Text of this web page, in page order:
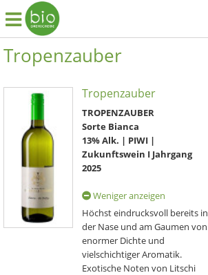
Tropenzauber
Tropenzauber
TROPENZAUBER
Sorte Bianca
13% Alk. | PIWI |
Zukunftswein I Jahrgang
2025
Weniger anzeigen
Höchst eindrucksvoll bereits in
der Nase und am Gaumen von
enormer Dichte und
vielschichtiger Aromatik.
Exotische Noten von Litschi